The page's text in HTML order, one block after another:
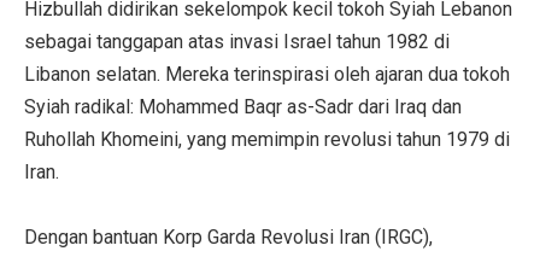
Hizbullah didirikan sekelompok kecil tokoh Syiah Lebanon
sebagai tanggapan atas invasi Israel tahun 1982 di
Libanon selatan. Mereka terinspirasi oleh ajaran dua tokoh
Syiah radikal: Mohammed Baqr as-Sadr dari Iraq dan
Ruhollah Khomeini, yang memimpin revolusi tahun 1979 di
Iran.
Dengan bantuan Korp Garda Revolusi Iran (IRGC),